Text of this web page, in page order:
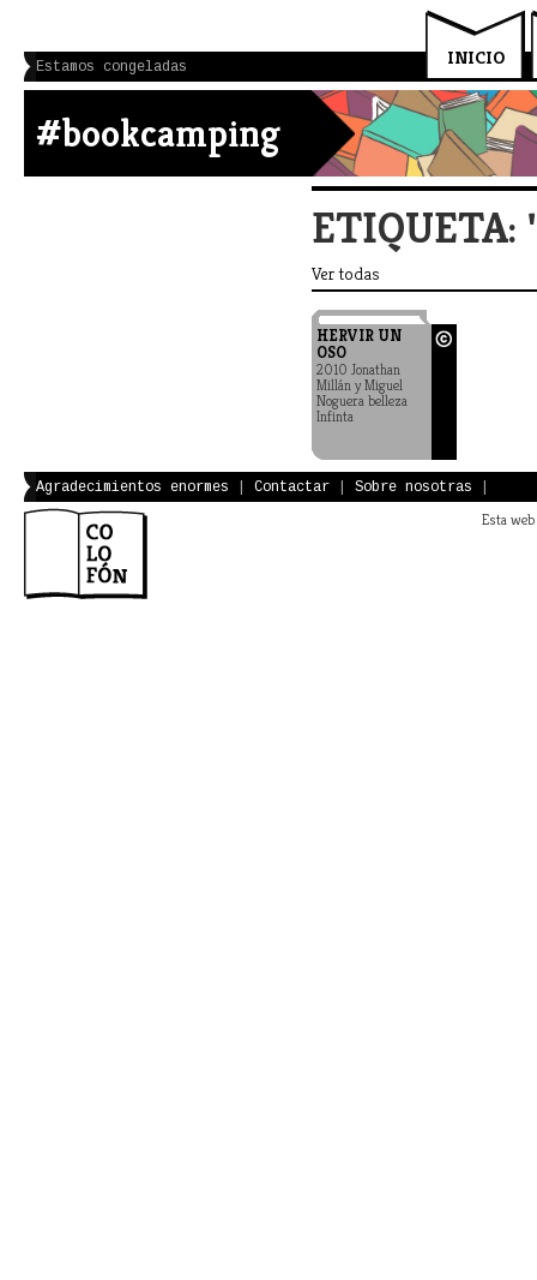
INICIO
Estamos congeladas
#bookcamping
Ver todas
HERVIR UN
OSO
2010 Jonathan
Millán y Miguel
Noguera belleza
Infinta
Agradecimientos enormes Contactar Sobre nosotras
Esta